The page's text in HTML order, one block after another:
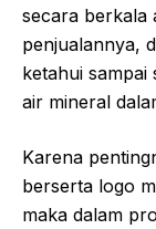
secara berkala
penjualannya,
ketahui sampai
air mineral
Karena
berserta logo
maka dalam